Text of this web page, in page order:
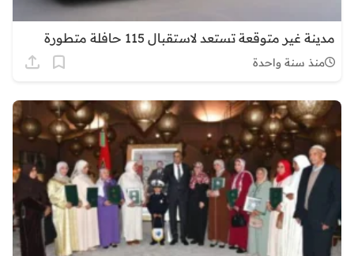
مدينة غير متوقعة تستعد لاستقبال 115 حافلة متطورة
منذ سنة واحدة